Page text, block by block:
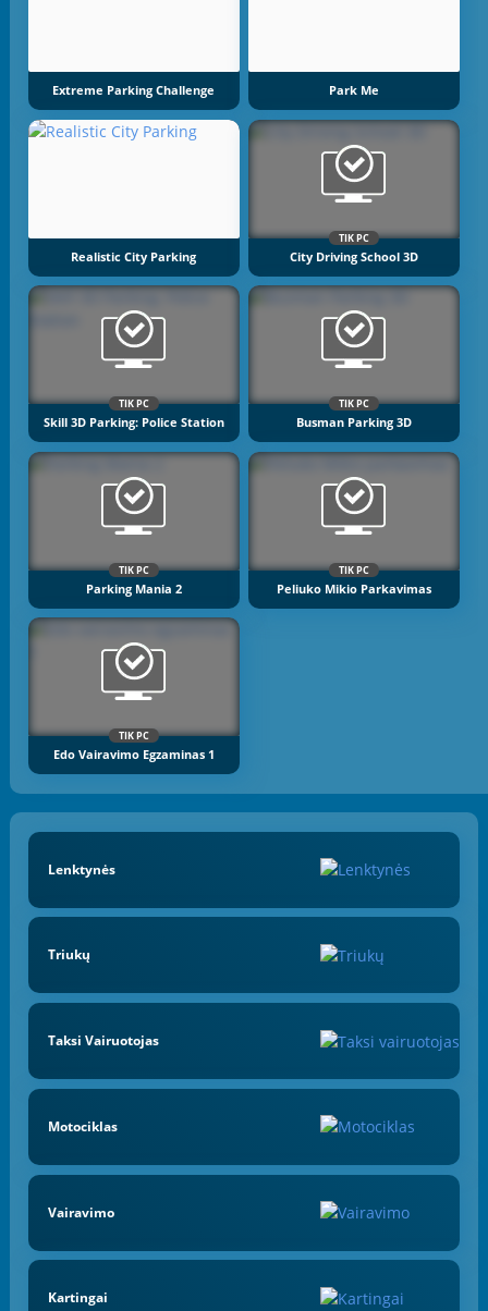
Extreme Parking Challenge Park Me
Realistic City Parking
TIK PC
City Driving School 3D
TIK PC
Skill 3D Parking: Police Station
TIK PC
Busman Parking 3D
TIK PC
Parking Mania 2
TIK PC
Peliuko Mikio Parkavimas
TIK PC
Edo Vairavimo Egzaminas 1
Lenktynės
Triukų
Taksi Vairuotojas
Motociklas
Vairavimo
Kartingai